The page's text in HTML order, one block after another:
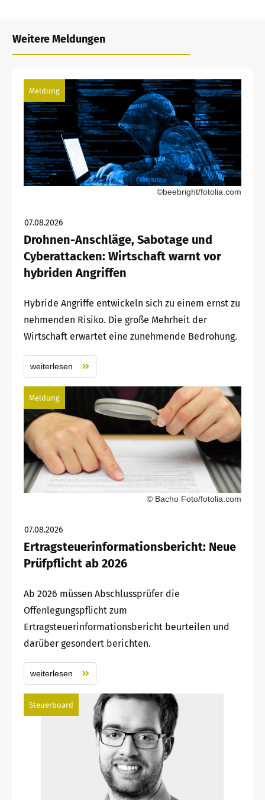
Weitere Meldungen
Meldung
©beebright/fotolia.com
07.08.2026
Drohnen-Anschläge, Sabotage und
Cyberattacken: Wirtschaft warnt vor
hybriden Angriffen
Hybride Angriffe entwickeln sich zu einem ernst zu
nehmenden Risiko. Die große Mehrheit der
Wirtschaft erwartet eine zunehmende Bedrohung.
weiterlesen
Meldung
© Bacho Foto/fotolia.com
07.08.2026
Ertragsteuerinformationsbericht: Neue
Prüfpflicht ab 2026
Ab 2026 müssen Abschlussprüfer die
Offenlegungspflicht zum
Ertragsteuerinformationsbericht beurteilen und
darüber gesondert berichten.
weiterlesen
Steuerboard